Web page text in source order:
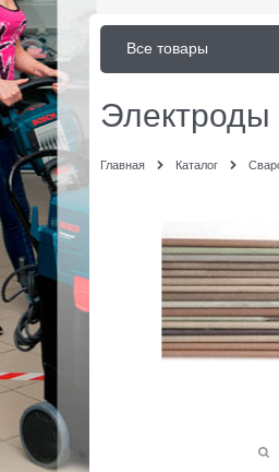
Все товары
Главная Каталог